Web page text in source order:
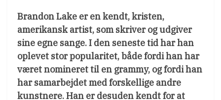
Brandon Lake er en kendt, kristen,
amerikansk artist, som skriver og udgiver
sine egne sange. I den seneste tid har han
oplevet stor popularitet, både fordi han har
været nomineret til en grammy, og fordi han
har samarbejdet med forskellige andre
kunstnere. Han er desuden kendt for at